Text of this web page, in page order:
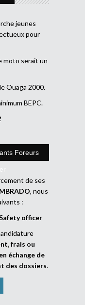
jeunes
pour
moto serait un
Ouaga 2000.
BEPC.
Foreurs
de ses
, nous
:
officer
frais ou
échange de
des dossiers.